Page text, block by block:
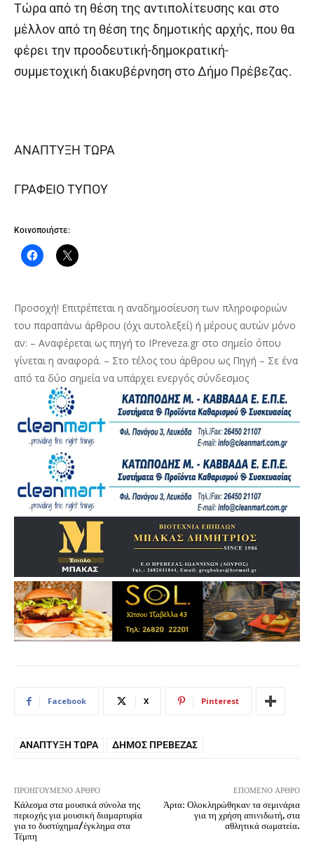
Τώρα από τη θέση της αντιπολίτευσης και στο
μέλλον από τη θέση της δημοτικής αρχής, που θα
φέρει την προοδευτική-δημοκρατική-
συμμετοχική διακυβέρνηση στο Δήμο Πρέβεζας.
ΑΝΑΠΤΥΞΗ ΤΩΡΑ
ΓΡΑΦΕΙΟ ΤΥΠΟΥ
Κοινοποιήστε:
Προσοχή! Επιτρέπεται η αναδημοσίευση των πληροφοριών
του παραπάνω άρθρου (όχι αυτολεξεί) ή μέρους αυτών μόνο
αν: – Αναφέρεται ως πηγή το IPreveza.gr στο σημείο όπου
γίνεται η αναφορά. – Στο τέλος του άρθρου ως Πηγή – Σε ένα
από τα δύο σημεία να υπάρχει ενεργός σύνδεσμος
Facebook X Pinterest
ΑΝΆΠΤΥΞΗ ΤΏΡΑ ΔΉΜΟΣ ΠΡΈΒΕΖΑΣ
ΠΡΟΗΓΟΎΜΕΝΟ ΆΡΘΡΟ
Κάλεσμα στα μουσικά σύνολα της
περιοχής για μουσική διαμαρτυρία
για το δυστύχημα/έγκλημα στα
Τέμπη
ΕΠΌΜΕΝΟ ΆΡΘΡΟ
Άρτα: Ολοκληρώθηκαν τα σεμινάρια
για τη χρήση απινιδωτή, στα
αθλητικά σωματεία.